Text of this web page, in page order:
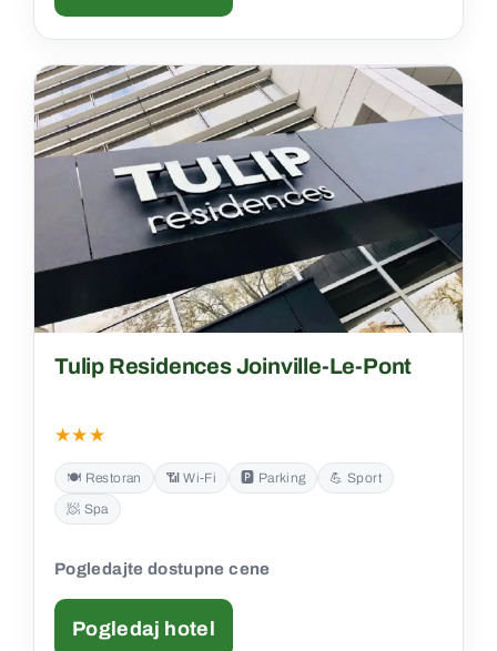
Tulip Residences Joinville-Le-Pont
★★★
🍽️ Restoran 📶 Wi‑Fi 🅿️ Parking
💪 Sport
🧖 Spa
Pogledajte dostupne cene
Pogledaj hotel